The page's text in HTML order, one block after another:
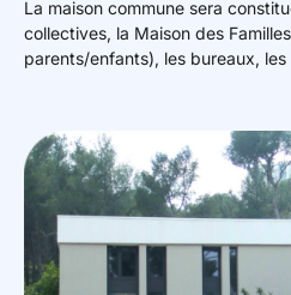
La maison commune sera
collectives, la Maison des
parents/enfants), les bureaux, les